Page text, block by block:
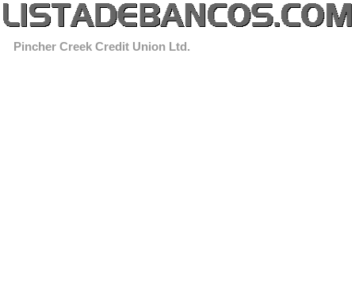
Pincher Creek Credit Union Ltd.